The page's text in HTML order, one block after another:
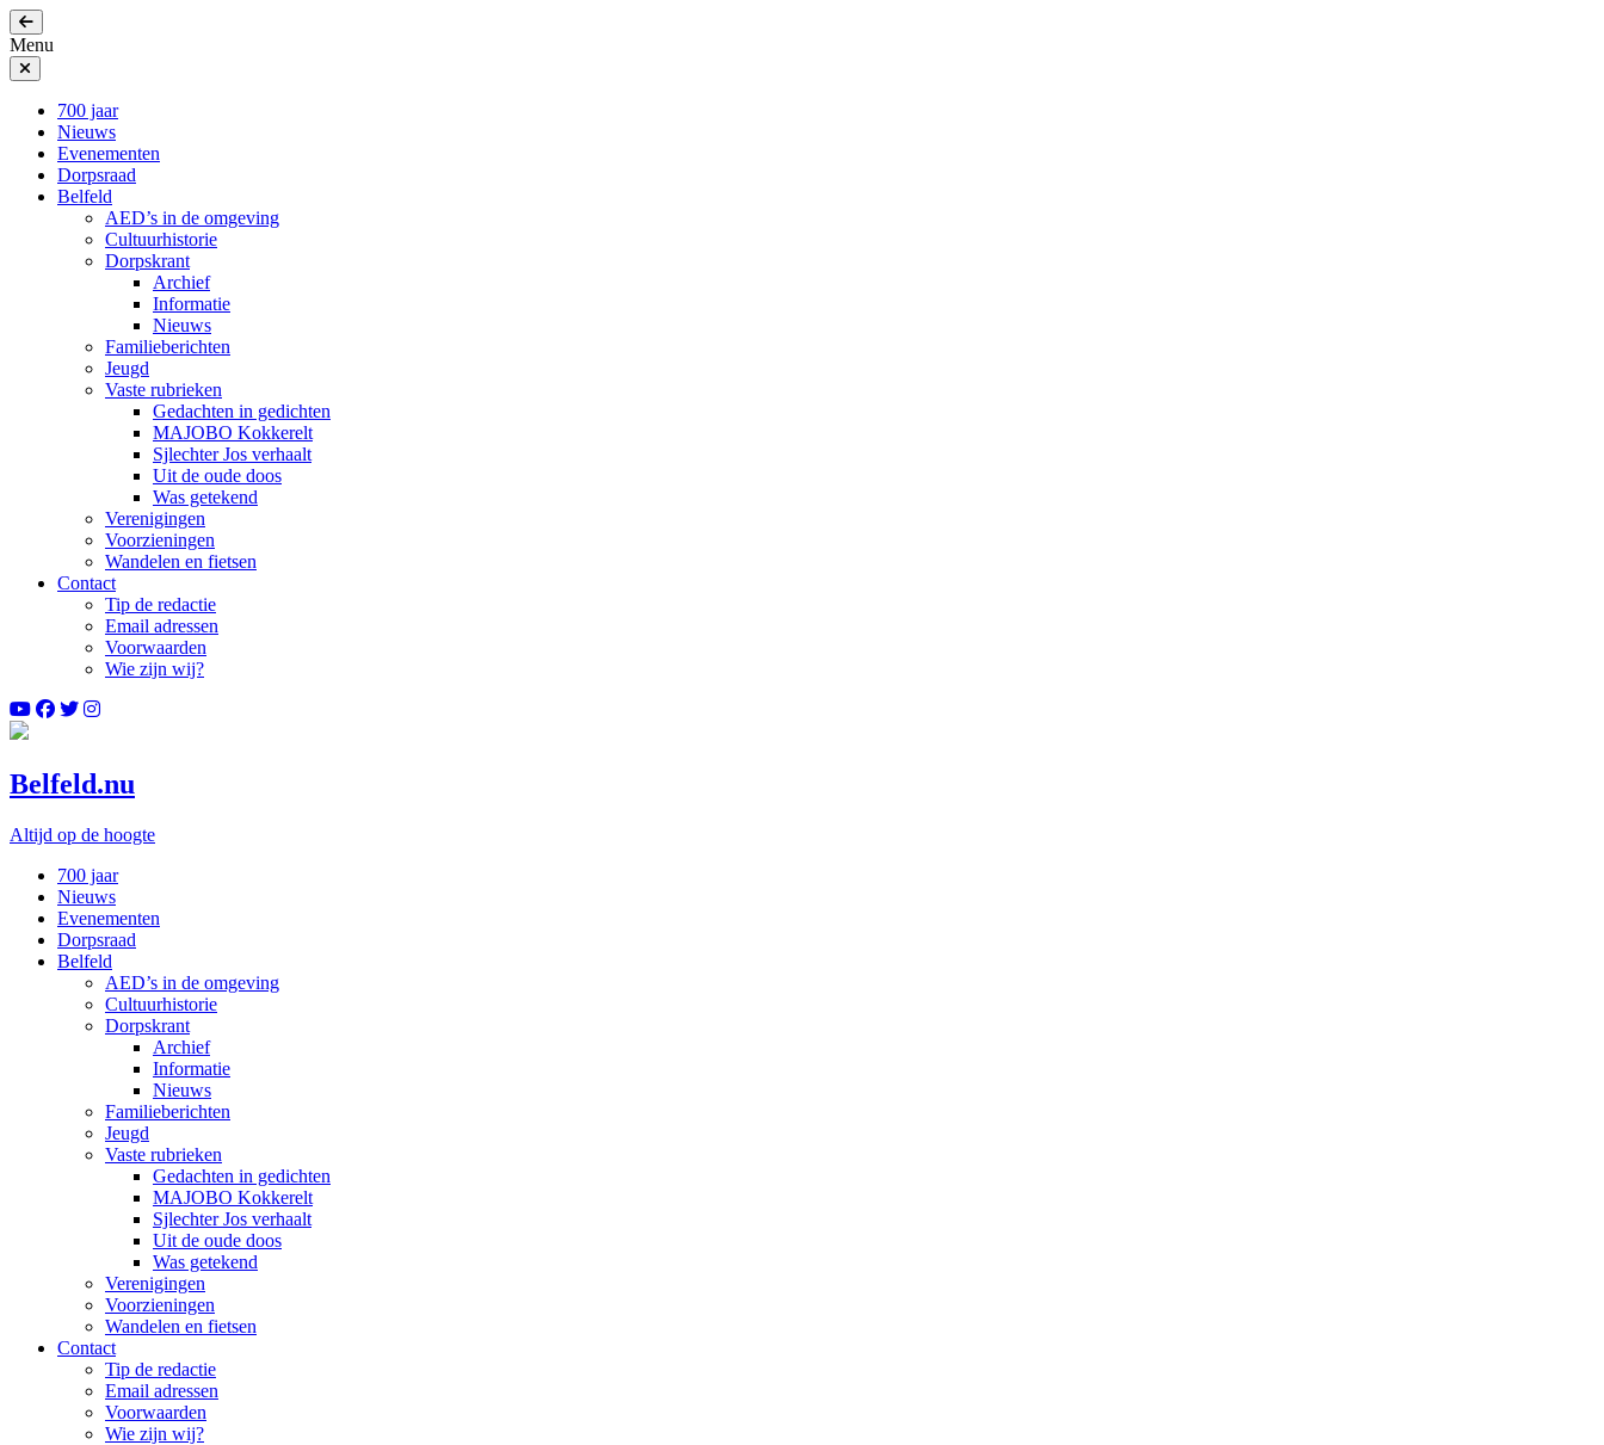
Menu
700 jaar
Nieuws
Evenementen
Dorpsraad
Belfeld
AED’s in de omgeving
Cultuurhistorie
Dorpskrant
Archief
Informatie
Nieuws
Familieberichten
Jeugd
Vaste rubrieken
Gedachten in gedichten
MAJOBO Kokkerelt
Sjlechter Jos verhaalt
Uit de oude doos
Was getekend
Verenigingen
Voorzieningen
Wandelen en fietsen
Contact
Tip de redactie
Email adressen
Voorwaarden
Wie zijn wij?
Belfeld.nu
Altijd op de hoogte
700 jaar
Nieuws
Evenementen
Dorpsraad
Belfeld
AED’s in de omgeving
Cultuurhistorie
Dorpskrant
Archief
Informatie
Nieuws
Familieberichten
Jeugd
Vaste rubrieken
Gedachten in gedichten
MAJOBO Kokkerelt
Sjlechter Jos verhaalt
Uit de oude doos
Was getekend
Verenigingen
Voorzieningen
Wandelen en fietsen
Contact
Tip de redactie
Email adressen
Voorwaarden
Wie zijn wij?